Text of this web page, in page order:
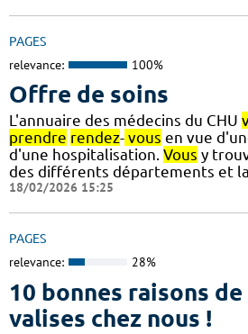
PAGES
relevance: 100%
Offre de soins
L'annuaire des médecins du CHU
prendre rendez- vous en vue
d'une hospitalisation. Vous y
des différents départements et
18/02/2026 15:25
PAGES
relevance: 28%
10 bonnes raisons
valises chez nous !